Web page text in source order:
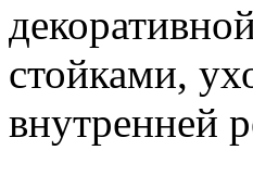
стойками,
внутренней